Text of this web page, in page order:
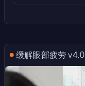
缓解眼部疲劳 v4.0